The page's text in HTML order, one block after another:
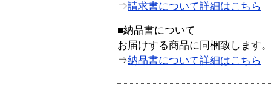
⇒請求書について詳細はこちら
■納品書について
お届けする商品に同梱致します。
⇒納品書について詳細はこちら